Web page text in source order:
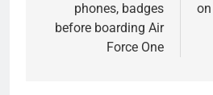
phones, badges
before boarding Air
Force One